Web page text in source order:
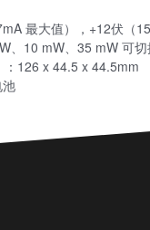
最大值），+12伏（
、10 mW、35 mW 可切
：126 x 44.5 x 44.5mm